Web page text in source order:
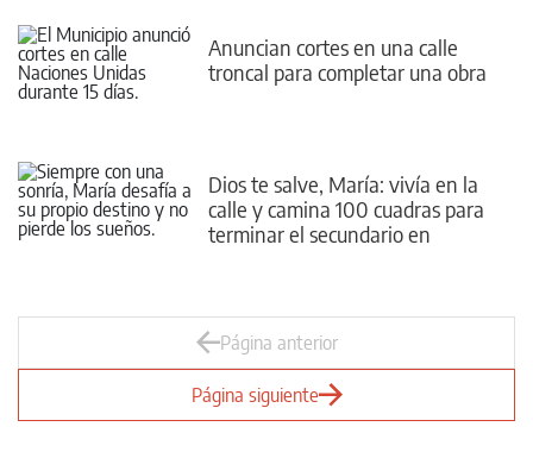
Anuncian cortes en una calle
troncal para completar una obra
Dios te salve, María: vivía en la
calle y camina 100 cuadras para
terminar el secundario en
Página anterior
Página siguiente